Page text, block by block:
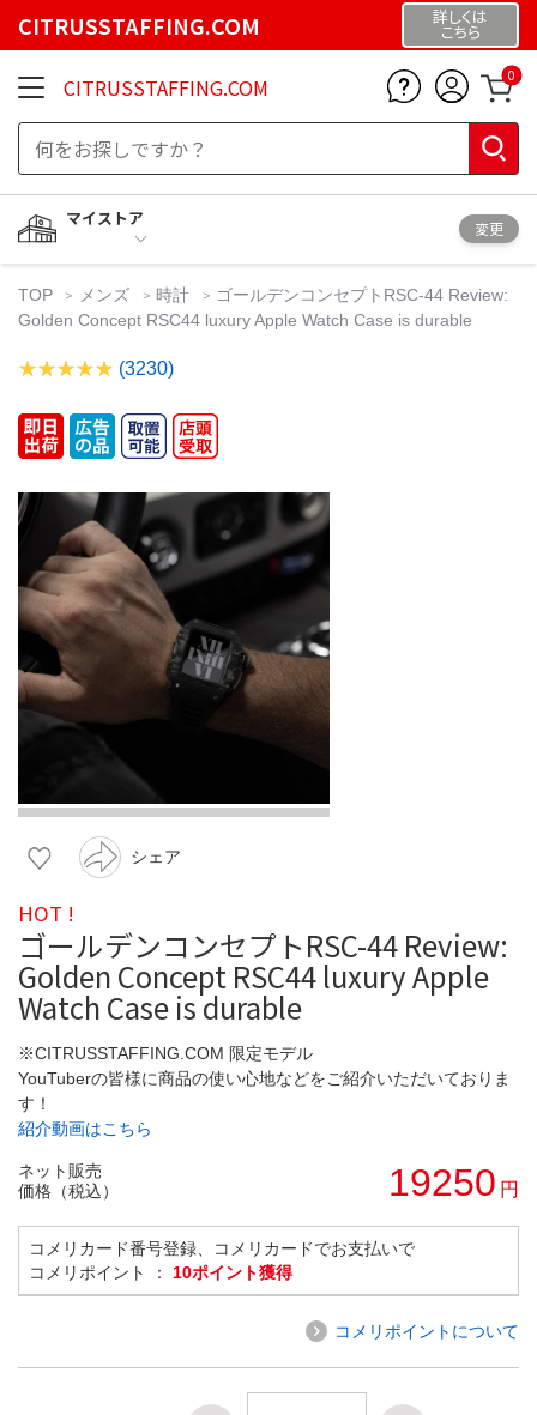
CITRUSSTAFFING.COM 詳しくは
こちら
CITRUSSTAFFING.COM 0
マイストア
変更
TOP メンズ 時計
ゴールデンコンセプトRSC-44 Review:
Golden Concept RSC44 luxury Apple Watch Case is durable
(3230)
シェア
HOT !
ゴールデンコンセプトRSC-44 Review:
Golden Concept RSC44 luxury Apple
Watch Case is durable
※CITRUSSTAFFING.COM 限定モデル
YouTuberの皆様に商品の使い心地などをご紹介いただいておりま
す！
紹介動画はこちら
ネット販売
価格（税込）
19250 円
コメリカード番号登録、コメリカードでお支払いで
コメリポイント ： 10ポイント獲得
コメリポイントについて